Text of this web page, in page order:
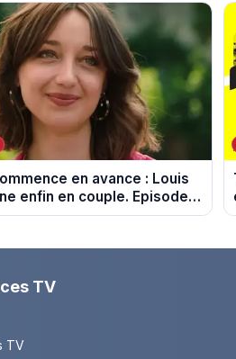
en avance : Louis
enfin en couple. Episode
2026 (spoiler)
TV
TV